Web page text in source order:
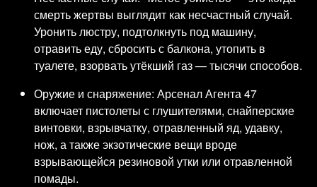
смерть жертвы выглядит как несчастный случай.
Уронить люстру, подтолкнуть под машину,
отравить еду, сбросить с балкона, утопить в
туалете, взорвать утёкший газ — тысячи способов.
Оружие и снаряжение: Арсенал Агента 47
включает пистолеты с глушителями, снайперские
винтовки, взрывчатку, отравленный яд, удавку,
нож, а также экзотические вещи вроде
взрывающейся резиновой утки или отравленной
помады.